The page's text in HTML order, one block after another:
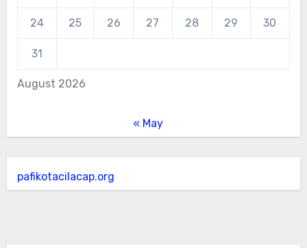
August 2026
24 25 26 27 28 29 30
31
« May
pafikotacilacap.org